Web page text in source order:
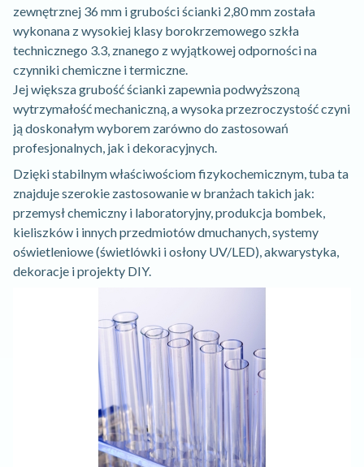
zewnętrznej 36 mm i grubości ścianki 2,80 mm została
wykonana z wysokiej klasy borokrzemowego szkła
technicznego 3.3, znanego z wyjątkowej odporności na
czynniki chemiczne i termiczne.
Jej większa grubość ścianki zapewnia podwyższoną
wytrzymałość mechaniczną, a wysoka przezroczystość czyni
ją doskonałym wyborem zarówno do zastosowań
profesjonalnych, jak i dekoracyjnych.
Dzięki stabilnym właściwościom fizykochemicznym, tuba ta
znajduje szerokie zastosowanie w branżach takich jak:
przemysł chemiczny i laboratoryjny, produkcja bombek,
kieliszków i innych przedmiotów dmuchanych, systemy
oświetleniowe (świetlówki i osłony UV/LED), akwarystyka,
dekoracje i projekty DIY.